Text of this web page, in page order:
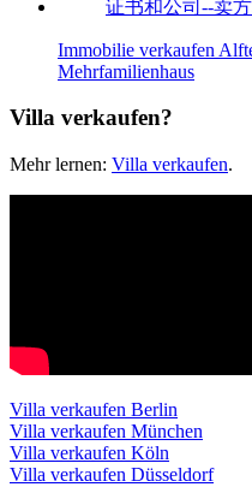
Immobilie verkaufen
Mehrfamilienhaus
Villa verkaufen?
Mehr lernen: Villa verkaufen.
Villa verkaufen Berlin
Villa verkaufen München
Villa verkaufen Köln
Villa verkaufen Düsseldorf